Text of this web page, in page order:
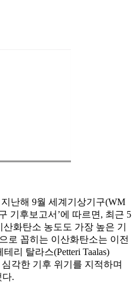
난해 9월 세계기상기구(WM
기후보고서’에 따르면, 최근 5
화탄소 농도도 가장 높은 기
로 꼽히는 이산화탄소는 이전
리 탈라스(Petteri Taalas)
각한 기후 위기를 지적하며
다.